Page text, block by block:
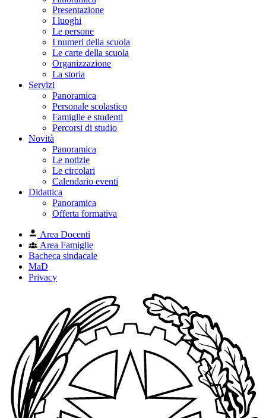
Presentazione
I luoghi
Le persone
I numeri della scuola
Le carte della scuola
Organizzazione
La storia
Servizi
Panoramica
Personale scolastico
Famiglie e studenti
Percorsi di studio
Novità
Panoramica
Le notizie
Le circolari
Calendario eventi
Didattica
Panoramica
Offerta formativa
Area Docenti
Area Famiglie
Bacheca sindacale
MaD
Privacy